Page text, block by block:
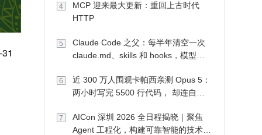
4
MCP 迎来最大更新：重回上古时代
HTTP
5
Claude Code 之父：每半年清空一次
claude.md、skills 和 hooks，模型自
6
近 300 万人围观卡帕西亲测 Opus 5：
两小时写完 5500 行代码， 却连自己
7
AICon 深圳 2026 全日程揭晓｜聚焦
Agent 工程化，构建可靠智能的技术路